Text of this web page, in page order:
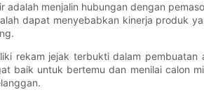
adalah menjalin hubungan dengan
dapat menyebabkan kinerja produk
rekam jejak terbukti dalam
baik untuk bertemu dan menilai calon